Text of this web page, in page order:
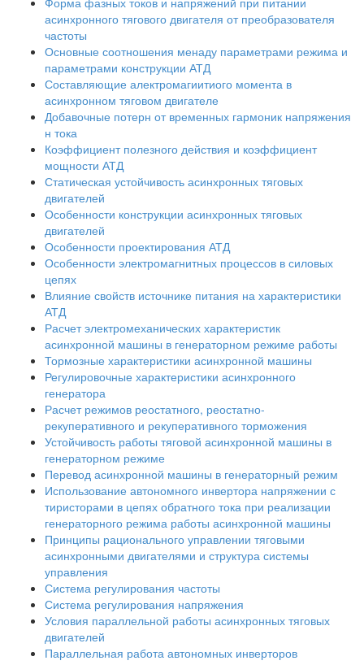
асинхронного тягового двигателя от преобразователя
частоты
Основные соотношения менаду параметрами режима и
параметрами конструкции АТД
Составляющие алектромагиитиого момента в
асинхронном тяговом двигателе
Добавочные потерн от временных гармоник напряжения
н тока
Коэффициент полезного действия и коэффициент
мощности АТД
Статическая устойчивость асинхронных тяговых
двигателей
Особенности конструкции асинхронных тяговых
двигателей
Особенности проектирования АТД
Особенности электромагнитных процессов в силовых
цепях
Влияние свойств источнике питания на характеристики
АТД
Расчет электромеханических характеристик
асинхронной машины в генераторном режиме работы
Тормозные характеристики асинхронной машины
Регулировочные характеристики асинхронного
генератора
Расчет режимов реостатного, реостатно-
рекуперативного и рекуперативного торможения
Устойчивость работы тяговой асинхронной машины в
генераторном режиме
Перевод асинхронной машины в генераторный режим
Использование автономного инвертора напряжении с
тиристорами в цепях обратного тока при реализации
генераторного режима работы асинхронной машины
Принципы рационального управлении тяговыми
асинхронными двигателями и структура системы
управления
Система регулирования частоты
Система регулирования напряжения
Условия параллельной работы асинхронных тяговых
двигателей
Параллельная работа автономных инверторов